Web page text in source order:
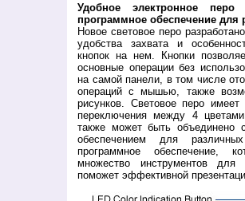
Удобное электронное перо
программное обеспечение для
Новое световое перо
удобства захвата и
кнопок на нем. Кнопки
основные операции без
на самой панели, в том числе
операций с мышью, также
рисунков. Световое перо
переключения между 4
также может быть объединено
обеспечением для
программное обеспечение,
множество инструментов для
поможет эффективной